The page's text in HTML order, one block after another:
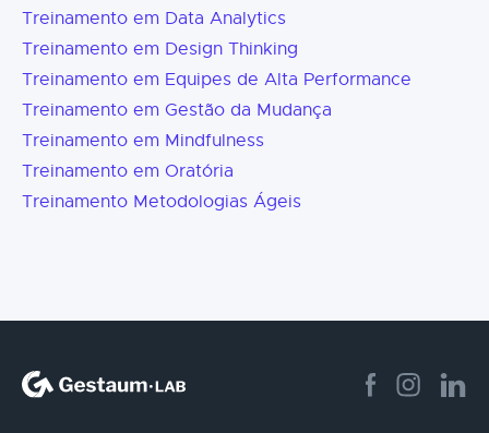
Treinamento em Data Analytics
Treinamento em Design Thinking
Treinamento em Equipes de Alta Performance
Treinamento em Gestão da Mudança
Treinamento em Mindfulness
Treinamento em Oratória
Treinamento Metodologias Ágeis